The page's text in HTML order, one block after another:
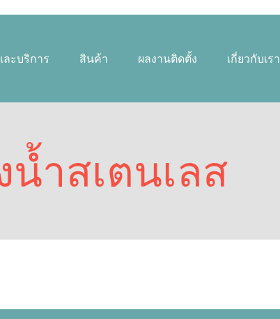
ะบริการ สินค้า ผลงานติดตั้ง เกี่ยวกับเรา
น้ำสเตนเลส